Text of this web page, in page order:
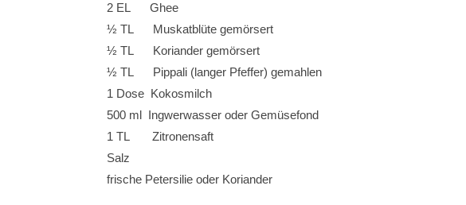
2 EL Ghee
½ TL Muskatblüte gemörsert
½ TL Koriander gemörsert
½ TL Pippali (langer Pfeffer) gemahlen
1 Dose Kokosmilch
500 ml Ingwerwasser oder Gemüsefond
1 TL Zitronensaft
Salz
frische Petersilie oder Koriander